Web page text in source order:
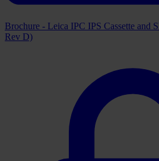
Brochure - Leica IPC IPS Cassette and
Rev D)